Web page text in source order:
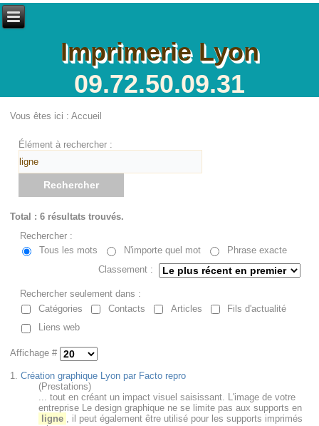
Imprimerie Lyon
09.72.50.09.31
Vous êtes ici :Accueil
Élément à rechercher :
Rechercher
Total : 6 résultats trouvés.
Rechercher :
Tous les mots
N'importe quel mot
Phrase exacte
Classement :
Rechercher seulement dans :
Catégories
Contacts Articles
Fils d'actualité
Liens web
Affichage #
1.Création graphique Lyon par Facto repro
(Prestations)
... tout en créant un impact visuel saisissant. L'image de votre
entreprise Le design graphique ne se limite pas aux supports en
ligne
, il peut également être utilisé pour les supports imprimés